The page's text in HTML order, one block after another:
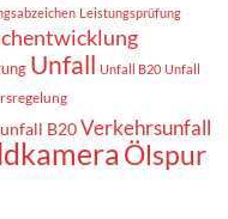
Leistungsprüfung
Unfall Unfall B20 Unfall
B20 Verkehrsunfall
Ölspur